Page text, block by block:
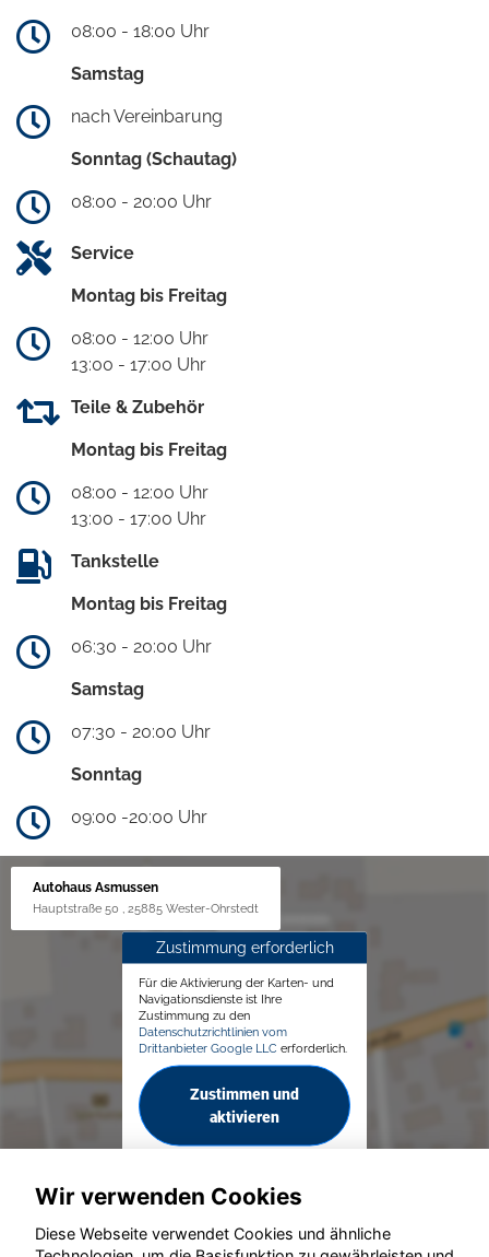
08:00 - 18:00 Uhr
Samstag
nach Vereinbarung
Sonntag (Schautag)
08:00 - 20:00 Uhr
Service
Montag bis Freitag
08:00 - 12:00 Uhr
13:00 - 17:00 Uhr
Teile & Zubehör
Montag bis Freitag
08:00 - 12:00 Uhr
13:00 - 17:00 Uhr
Tankstelle
Montag bis Freitag
06:30 - 20:00 Uhr
Samstag
07:30 - 20:00 Uhr
Sonntag
09:00 -20:00 Uhr
Autohaus Asmussen
Hauptstraße 50 , 25885 Wester-Ohrstedt
Zustimmung erforderlich
Für die Aktivierung der Karten- und
Navigationsdienste ist Ihre
Zustimmung zu den
Datenschutzrichtlinien vom
Drittanbieter Google LLC erforderlich.
Zustimmen und
aktivieren
Wir verwenden Cookies
Diese Webseite verwendet Cookies und ähnliche